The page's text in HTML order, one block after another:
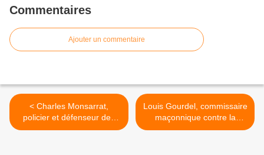
Commentaires
Ajouter un commentaire
< Charles Monsarrat,
policier et défenseur des
enfants (2/3)
Louis Gourdel, commissaire
maçonnique contre la
bande à Bonnot (1/2) >